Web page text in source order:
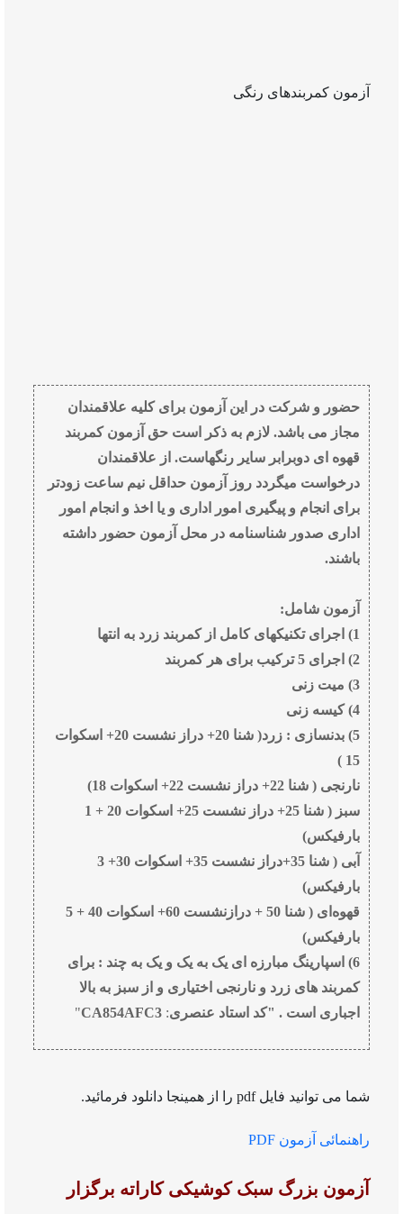
آزمون کمربندهای رنگی
حضور و شرکت در این آزمون برای کلیه علاقمندان
مجاز می ‌باشد. لازم به ذکر است حق آزمون کمربند
قهوه ای دوبرابر سایر رنگهاست. از علاقمندان
درخواست میگردد روز آزمون حداقل نیم ساعت زودتر
برای انجام و پیگیری امور اداری و یا اخذ و انجام امور
اداری صدور شناسنامه در محل آزمون حضور داشته
باشند.
آزمون شامل:
1) اجرای تکنیکهای کامل از کمربند زرد به انتها
2) اجرای 5 ترکیب برای هر کمربند
3) میت زنی
4) کیسه زنی
5) بدنسازی : زرد( شنا 20+ دراز نشست 20+ اسکوات
15 )
نارنجی ( شنا 22+ دراز نشست 22+ اسکوات 18)
سبز ( شنا 25+ دراز نشست 25+ اسکوات 20 + 1
بارفیکس)
آبی ( شنا 35+دراز نشست 35+ اسکوات 30+ 3
بارفیکس)
قهوه‌ای ( شنا 50 + درازنشست 60+ اسکوات 40 + 5
بارفیکس)
6) اسپارینگ مبارزه ای یک به یک و یک به چند : برای
کمربند های زرد و نارنجی اختیاری و از سبز به بالا
اجباری است . "کد استاد عنصری:
CA854AFC3
"
شما می توانید فایل pdf را از همینجا دانلود فرمائید.
راهنمائی آزمون PDF
آزمون بزرگ سبک کوشیکی کاراته برگزار